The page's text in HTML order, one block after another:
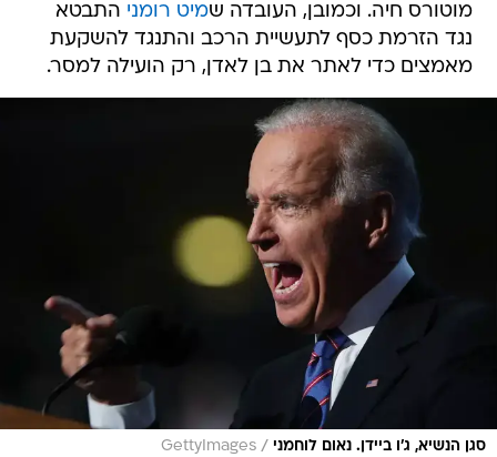
מוטורס חיה. וכמובן, העובדה שמיט רומני התבטא
נגד הזרמת כסף לתעשיית הרכב והתנגד להשקעת
מאמצים כדי לאתר את בן לאדן, רק הועילה למסר.
סגן הנשיא, ג'ו ביידן. נאום לוחמני /
GettyImages